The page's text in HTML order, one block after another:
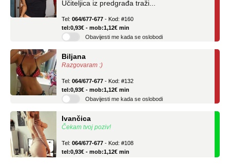
Biljana
Razgovaram :)
Ivančica
Čekam tvoj poziv!